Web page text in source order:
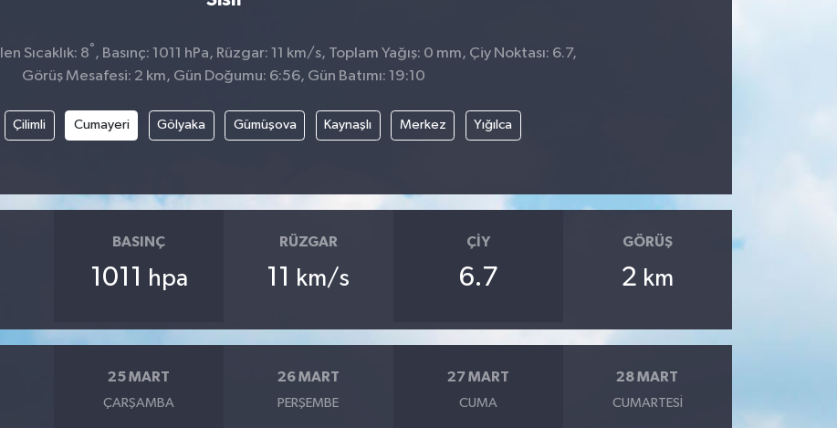
Sıcaklık: 8° , Basınç: 1011 hPa, Rüzgar: 11 km/s, Toplam Yağış: 0 mm, Çiy Noktası: 6.7,
Görüş Mesafesi: 2 km, Gün Doğumu: 6:56, Gün Batımı: 19:10
Çilimli Cumayeri Gölyaka Gümüşova Kaynaşlı Merkez Yığılca
BASINÇ
1011 hpa
RÜZGAR
11 km/s
ÇIY
6.7
GÖRÜŞ
2 km
25 MART
ÇARŞAMBA
26 MART
PERŞEMBE
27 MART
CUMA
28 MART
CUMARTESI